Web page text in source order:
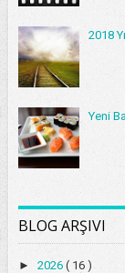
2018
Yeni
BLOG ARŞIVI
► 2026 ( 16 )